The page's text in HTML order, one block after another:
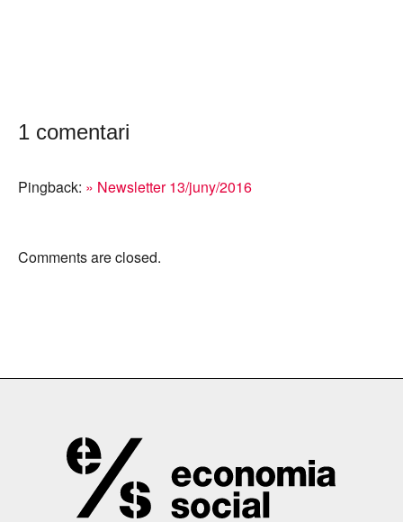
1 comentari
Pingback: » Newsletter 13/juny/2016
Comments are closed.